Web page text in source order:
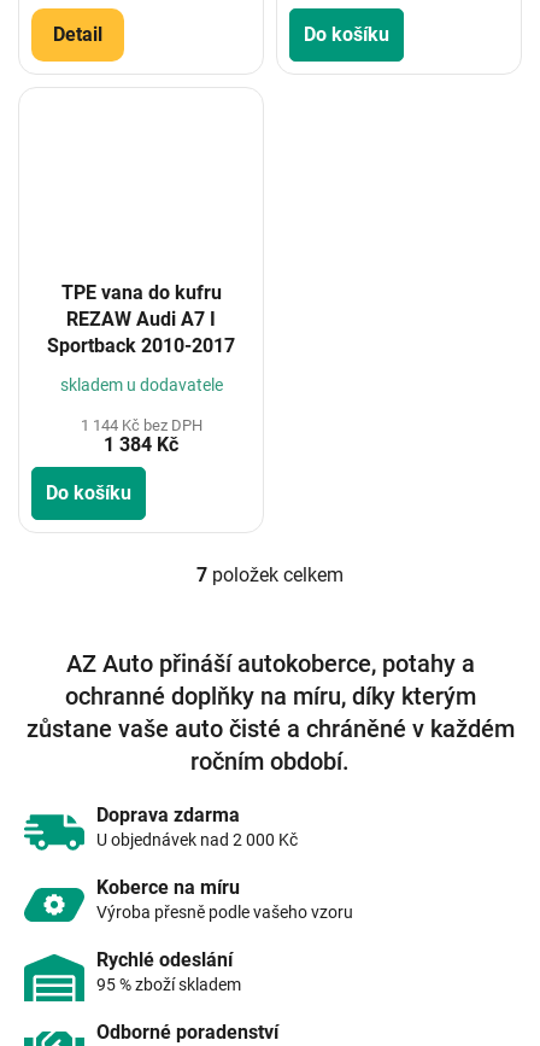
Detail Do košíku
TPE vana do kufru
REZAW Audi A7 I
Sportback 2010-2017
skladem u dodavatele
1 144 Kč bez DPH
1 384 Kč
Do košíku
O
á
d
a
c
p
k
ý
7 položek celkem
AZ Auto přináší autokoberce, potahy a
ochranné doplňky na míru, díky kterým
zůstane vaše auto čisté a chráněné v každém
ročním období.
Doprava zdarma
U objednávek nad 2 000 Kč
Koberce na míru
Výroba přesně podle vašeho vzoru
Rychlé odeslání
95 % zboží skladem
Odborné poradenství